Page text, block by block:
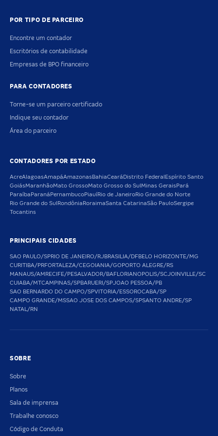
POR TIPO DE PARCEIRO
Encontre um contador
Escritórios de contabilidade
Empresas de BPO financeiro
PARA CONTADORES
Torne-se um parceiro certificado
Indique seu contador
Área do parceiro
CONTADORES POR ESTADO
AcreAlagoasAmapáAmazonas BahiaCeará Distrito Federal Espírito Santo
GoiásMaranhãoMato GrossoMato Grosso do Sul Minas Gerais Pará
Paraíba Paraná PernambucoPiauíRio de JaneiroRio Grande do Norte
Rio Grande do Sul Rondônia RoraimaSanta CatarinaSão PauloSergipe
Tocantins
PRINCIPAIS CIDADES
SAO PAULO/SPRIO DE JANEIRO/RJBRASILIA/DFBELO HORIZONTE/MG
CURITIBA/PRFORTALEZA/CEGOIANIA/GOPORTO ALEGRE/RS
MANAUS/AMRECIFE/PESALVADOR/BAFLORIANOPOLIS/SCJOINVILLE/SC
CUIABA/MTCAMPINAS/SPBARUERI/SPJOAO PESSOA/PB
SAO BERNARDO DO CAMPO/SPVITORIA/ESSOROCABA/SP
CAMPO GRANDE/MSSAO JOSE DOS CAMPOS/SPSANTO ANDRE/SP
NATAL/RN
SOBRE
Sobre
Planos
Sala de imprensa
Trabalhe conosco
Código de Conduta